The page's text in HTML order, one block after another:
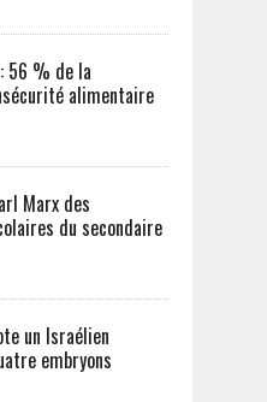
56 % de la
alimentaire
Marx des
du secondaire
un Israélien
embryons